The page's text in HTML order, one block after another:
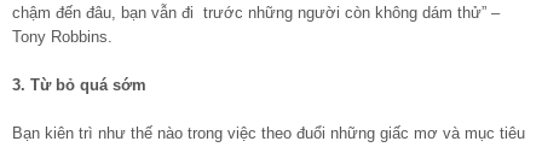
chậm đến đâu, bạn vẫn đi trước những người còn không dám thử” –
Tony Robbins.
3. Từ bỏ quá sớm
Bạn kiên trì như thế nào trong việc theo đuổi những giấc mơ và mục tiêu